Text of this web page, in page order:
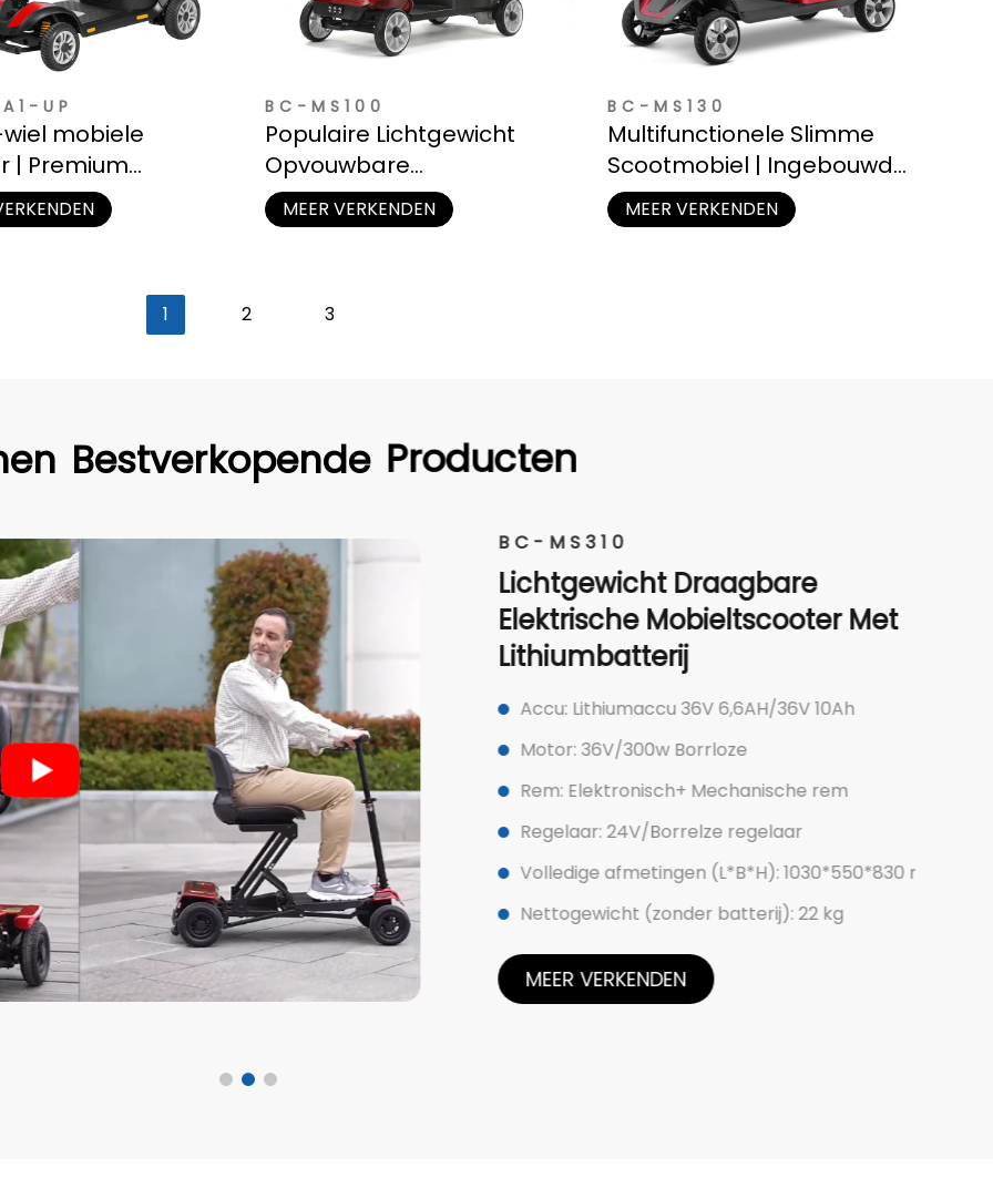
UP
mobiele
| Premium
BC-MS100
Populaire Lichtgewicht
Opvouwbare
Reismobiliteitsscooters
MEER VERKENDEN
BC-MS130
Multifunctionele Slimme
Scootmobiel | Ingebouwde
USB-poort, LED-verlichting
en Opbergmand
MEER VERKENDEN
1 2 3
Bestverkopende Producten
BC-MS310
Lichtgewicht Draagbare
Elektrische Mobieltscooter Met
Lithiumbatterij
Accu: Lithiumaccu 36V 6,6AH/36V 10Ah
Motor: 36V/300w Borrloze
Rem: Elektronisch+ Mechanische rem
Regelaar: 24V/Borrelze regelaar
Volledige afmetingen (L*B*H): 1030*550*830 mm
Nettogewicht (zonder batterij): 22 kg
MEER VERKENDEN